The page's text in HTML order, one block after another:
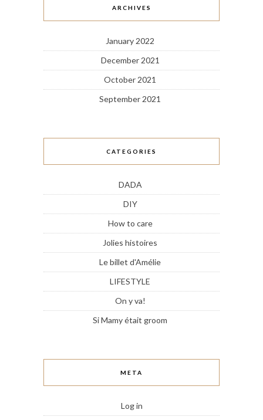
ARCHIVES
January 2022
December 2021
October 2021
September 2021
CATEGORIES
DADA
DIY
How to care
Jolies histoires
Le billet d'Amélie
LIFESTYLE
On y va!
Si Mamy était groom
META
Log in